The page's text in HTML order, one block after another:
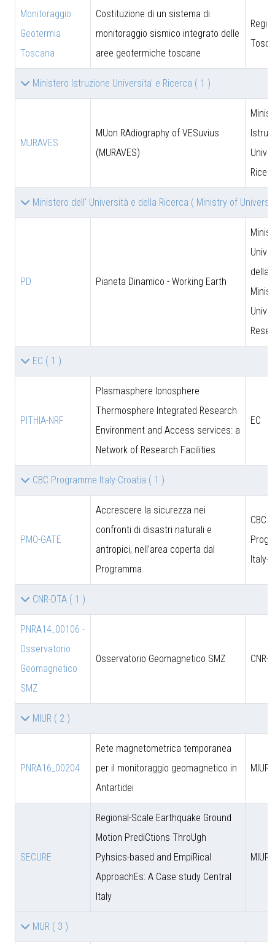
Monitoraggio
Geotermia
Toscana
Costituzione di un sistema di
monitoraggio sismico integrato delle
aree geotermiche toscane
Ministero Istruzione Universita' e Ricerca ( 1 )
MURAVES
MUon RAdiography of VESuvius
(MURAVES)
Ministero dell' Università e della Ricerca ( Ministry of
PD Pianeta Dinamico - Working Earth
della
EC ( 1 )
PITHIA-NRF
Plasmasphere Ionosphere
Thermosphere Integrated Research
Environment and Access services: a
Network of Research Facilities
EC
CBC Programme Italy-Croatia ( 1 )
PMO-GATE
Accrescere la sicurezza nei
confronti di disastri naturali e
antropici, nell’area coperta dal
Programma
CBC
Italy-
CNR-DTA ( 1 )
PNRA14_00106 -
Osservatorio
Geomagnetico
SMZ
Osservatorio Geomagnetico SMZ CNR-
MIUR ( 2 )
PNRA16_00204
Rete magnetometrica temporanea
per il monitoraggio geomagnetico in
Antartidei
MIUR
SECURE
Regional-Scale Earthquake Ground
Motion PrediCtions ThroUgh
Pyhsics-based and EmpiRical
ApproachEs: A Case study Central
Italy
MIUR
MUR ( 3 )